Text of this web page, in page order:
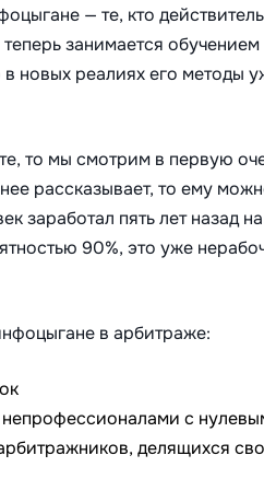
— те, кто
занимается
новых реалиях его методы
то мы смотрим в первую
рассказывает, то ему
заработал пять лет назад
90%, это уже
в арбитраже:
с
делящихся